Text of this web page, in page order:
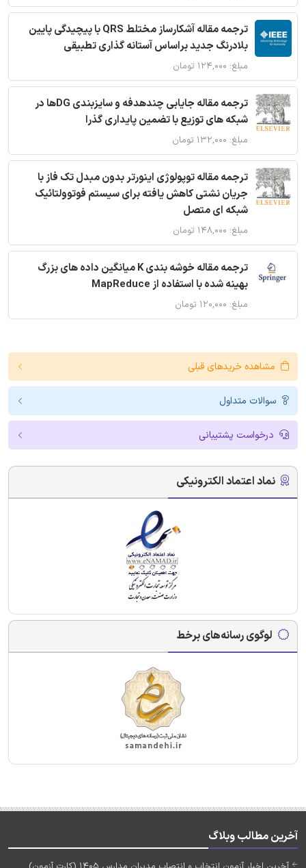
ترجمه مقاله آشکارساز مختلط QRS با پیچیدگی پایین
بلادرنگ جدید براساس آستانه گذاری تطبیقی
مبلغ: ۱۲۴,۰۰۰ تومان
ترجمه مقاله جایابی چندهدفه و سایزبندی DGها در
شبکه های توزیع با تضمین پایداری گذرا
مبلغ: ۱۳۲,۰۰۰ تومان
ترجمه مقاله توپولوژی اینورتر بدون مبدل تک فاز با
جریان نشتی کاهش یافته برای سیستم فوتوولتائیک
شبکه ای متصل
مبلغ: ۱۴۸,۰۰۰ تومان
ترجمه مقاله خوشه بندی K میانگین داده های بزرگ
بهینه شده با استفاده از MapReduce
مبلغ: ۱۲۰,۰۰۰ تومان
مشاهده خریدهای قبلی
سوالات متداول
درخواست پشتیبانی
نماد اعتماد الکترونیکی
لوگوی رسانه‌های برخط
آخرین مطالب وبلاگ